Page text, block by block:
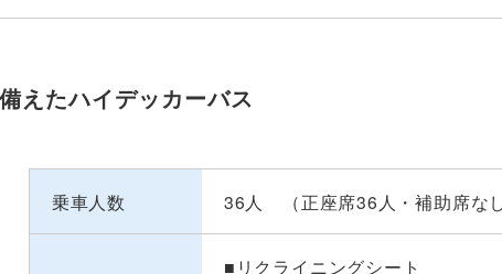
えたハイデッカーバス
乗車人数 36人 （正座席36人・補助席なし
■リクライニングシート